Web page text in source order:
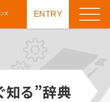
ENTRY
知る”辞典